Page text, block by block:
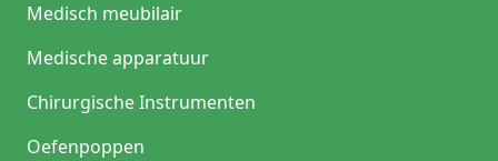
Medisch meubilair
Medische apparatuur
Chirurgische Instrumenten
Oefenpoppen